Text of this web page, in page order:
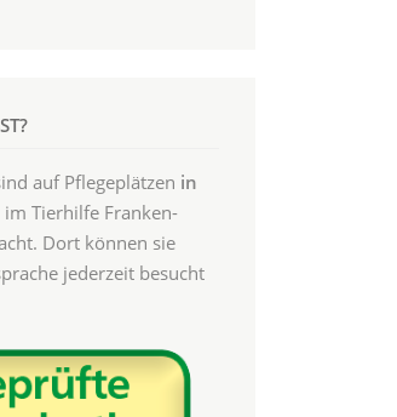
auf Pflegeplätzen in
im Tierhilfe Franken-
Dort können sie
jederzeit besucht